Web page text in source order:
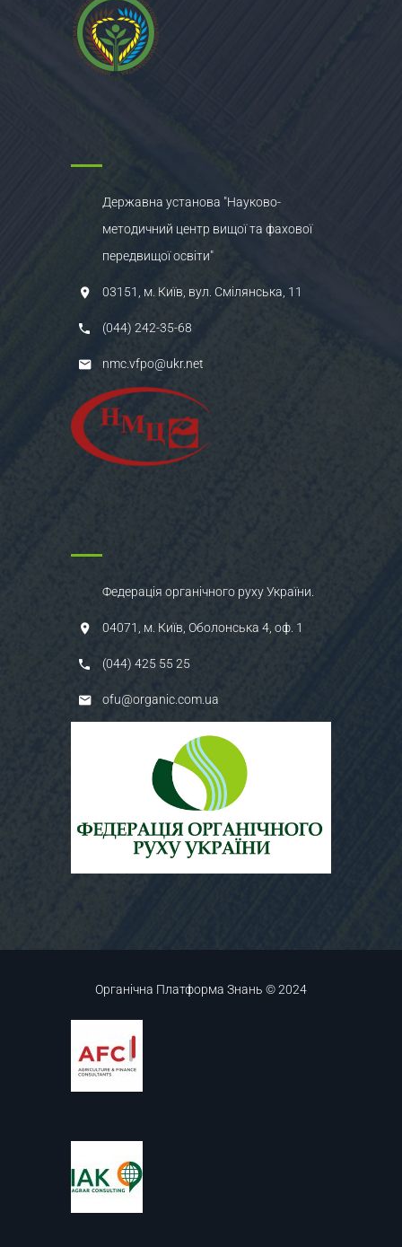
Державна установа "Науково-
методичний центр вищої та фахової
передвищої освіти"
03151, м. Київ, вул. Смілянська, 11
(044) 242-35-68
nmc.vfpo@ukr.net
Федерація органічного руху України.
04071, м. Київ, Оболонська 4, оф. 1
(044) 425 55 25
ofu@organic.com.ua
Органічна Платформа Знань © 2024